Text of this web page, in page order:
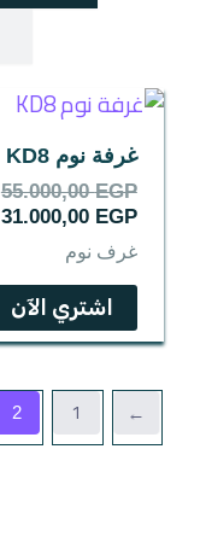
غرفة نوم KD8
55.000,00EGP
31.000,00 EGP
غرف نوم
اشتري الآن
→
1
2